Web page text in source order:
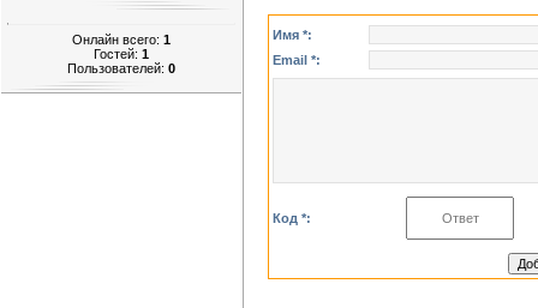
Онлайн всего: 1
Гостей: 1
Пользователей: 0
Имя *:
Email *:
Код *: